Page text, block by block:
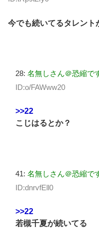
今でも続いてるタレント
28: 名無しさん＠恐縮で
ID:o/FAWww20
>>22
こじはるとか？
41: 名無しさん＠恐縮で
ID:dnrvfEll0
>>22
若槻千夏が続いてる